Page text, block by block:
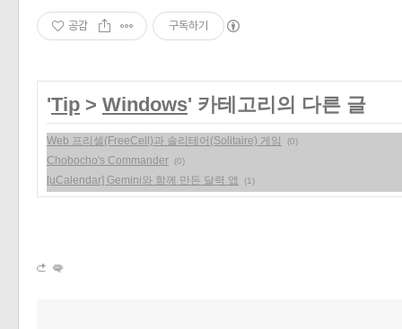
공감 구독하기
'Tip > Windows' 카테고리의 다른 글
Web 프리셀(FreeCell)과 솔리테어(Solitaire) 게임 (0)
Chobocho's Commander (0)
[uCalendar] Gemini와 함께 만든 달력 앱 (1)